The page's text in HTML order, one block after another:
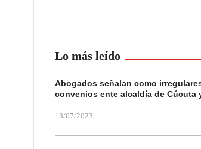
Lo más leído
Abogados señalan como
convenios ente alcaldía de Cúcuta
13/07/2023